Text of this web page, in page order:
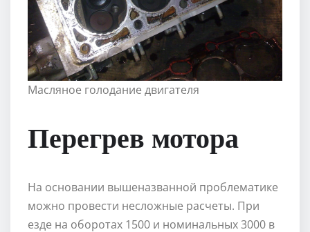
Масляное голодание двигателя
Перегрев мотора
На основании вышеназванной проблематике
можно провести несложные расчеты. При
езде на оборотах 1500 и номинальных 3000 в